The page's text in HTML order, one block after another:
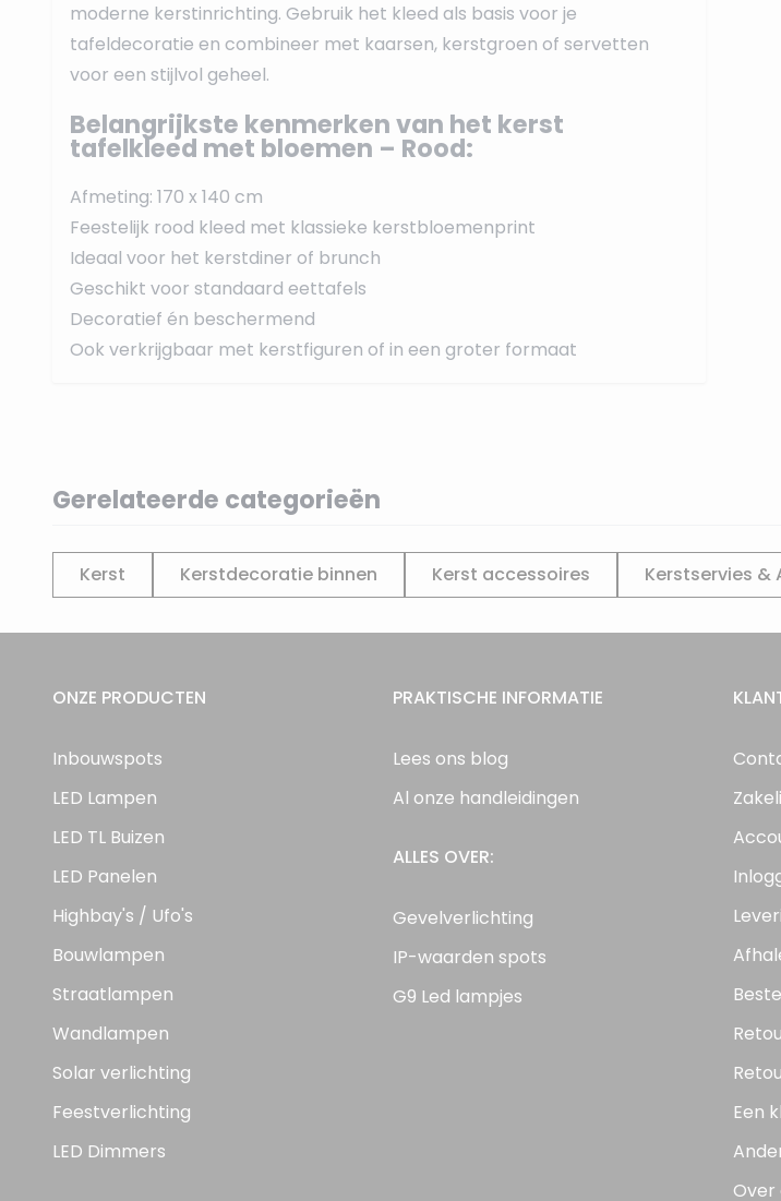
moderne kerstinrichting. Gebruik het kleed als basis voor je
tafeldecoratie en combineer met kaarsen, kerstgroen of servetten
voor een stijlvol geheel.
Belangrijkste kenmerken van het kerst
tafelkleed met bloemen – Rood:
Afmeting: 170 x 140 cm
Feestelijk rood kleed met klassieke kerstbloemenprint
Ideaal voor het kerstdiner of brunch
Geschikt voor standaard eettafels
Decoratief én beschermend
Ook verkrijgbaar met kerstfiguren of in een groter formaat
Gerelateerde categorieën
Kerst Kerstdecoratie binnen Kerst accessoires Kerstservies &
ONZE PRODUCTEN
Inbouwspots
LED Lampen
LED TL Buizen
LED Panelen
Highbay's / Ufo's
Bouwlampen
Straatlampen
Wandlampen
Solar verlichting
Feestverlichting
LED Dimmers
PRAKTISCHE INFORMATIE
Lees ons blog
Al onze handleidingen
ALLES OVER:
Gevelverlichting
IP-waarden spots
G9 Led lampjes
Een
Over